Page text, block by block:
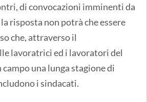
di convocazioni imminenti da
risposta non potrà che essere
che, attraverso il
lavoratrici ed i lavoratori del
una lunga stagione di
i sindacati.